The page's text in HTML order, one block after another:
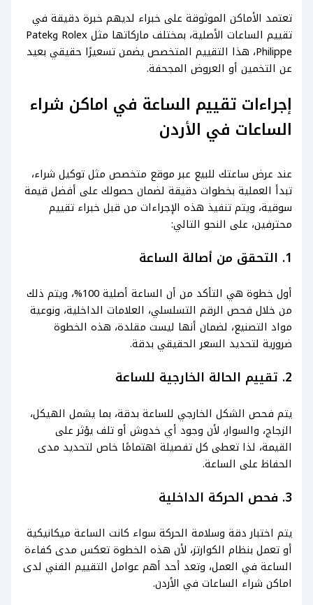
تعتمد الأماكن الموثوقة على خبراء لديهم خبرة دقيقة في
تقييم الساعات الأصلية، بمختلف ماركاتها مثل Rolex وPatek
Philippe، هذا التقييم المتخصص يضمن تسعيرًا حقيقي بعيد
عن التخمين أو العروض المجحفة.
إجراءات تقييم الساعة في اماكن شراء
الساعات في الأردن
عند عرض ساعتك للبيع عبر موقع متخصص مثل توكيل شراء،
تبدأ العملية بخطوات دقيقة لضمان حصولك على أفضل قيمة
سوقية، ويتم تنفيذ هذه الإجراءات من قبل خبراء تقييم
محترفين، على النحو التالي:
1. التحقق من أصالة الساعة
أول خطوة هي التأكد من أن الساعة أصلية 100%، ويتم ذلك
من خلال فحص الرقم التسلسلي، العلامات الداخلية، ونوعية
مواد التصنيع، لضمان أنها ليست مقلدة، هذه الخطوة
ضرورية لتحديد السعر الحقيقي بدقة.
2. تقييم الحالة الخارجية للساعة
يتم فحص الشكل الخارجي للساعة بدقة، بما يشمل الهيكل،
الزجاج، والسوار، لأن وجود أي خدوش أو تلف يؤثر على
القيمة، لذا تعطى كل تفصيلة اهتمامًا خاص لتحديد مدى
الحفاظ على الساعة.
3. فحص الحركة الداخلية
يتم اختبار دقة وسلامة الحركة سواء كانت الساعة ميكانيكية
أو تعمل بنظام الكوارتز، لأن هذه الخطوة تعكس مدى كفاءة
الساعة في العمل، وتعد أحد أهم عوامل التقييم الفني لدى
اماكن شراء الساعات في الأردن.